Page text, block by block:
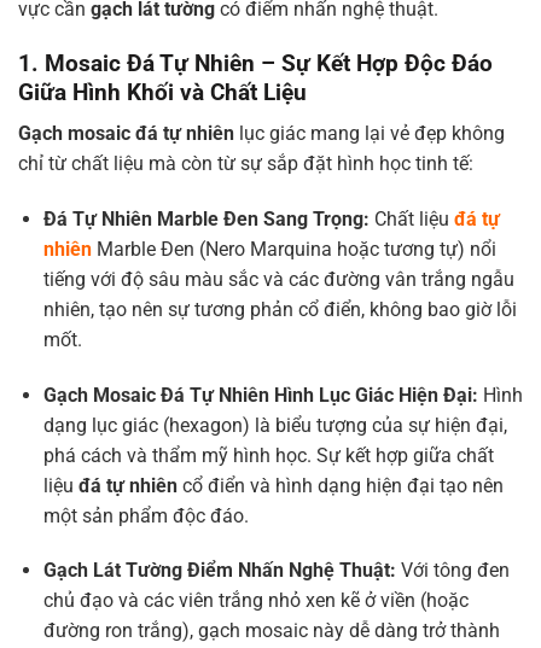
vực cần gạch lát tường có điểm nhấn nghệ thuật.
1. Mosaic Đá Tự Nhiên – Sự Kết Hợp Độc Đáo
Giữa Hình Khối và Chất Liệu
Gạch mosaic đá tự nhiên lục giác mang lại vẻ đẹp không
chỉ từ chất liệu mà còn từ sự sắp đặt hình học tinh tế:
Đá Tự Nhiên Marble Đen Sang Trọng: Chất liệu đá tự
nhiênMarble Đen (Nero Marquina hoặc tương tự) nổi
tiếng với độ sâu màu sắc và các đường vân trắng ngẫu
nhiên, tạo nên sự tương phản cổ điển, không bao giờ lỗi
mốt.
Gạch Mosaic Đá Tự Nhiên Hình Lục Giác Hiện Đại: Hình
dạng lục giác (hexagon) là biểu tượng của sự hiện đại,
phá cách và thẩm mỹ hình học. Sự kết hợp giữa chất
liệu đá tự nhiêncổ điển và hình dạng hiện đại tạo nên
một sản phẩm độc đáo.
Gạch Lát Tường Điểm Nhấn Nghệ Thuật: Với tông đen
chủ đạo và các viên trắng nhỏ xen kẽ ở viền (hoặc
đường ron trắng), gạch mosaic này dễ dàng trở thành